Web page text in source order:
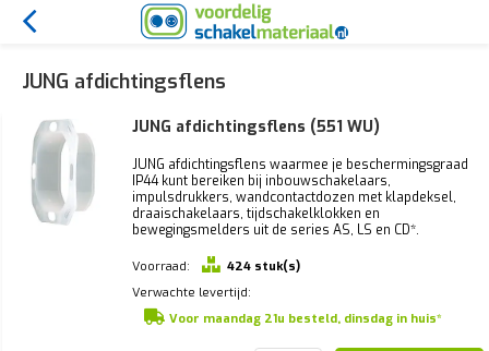
JUNG afdichtingsflens
JUNG afdichtingsflens (551 WU)
JUNG afdichtingsflens waarmee je beschermingsgraad
IP44 kunt bereiken bij inbouwschakelaars,
impulsdrukkers, wandcontactdozen met klapdeksel,
draaischakelaars, tijdschakelklokken en
bewegingsmelders uit de series AS, LS en CD*.
Voorraad:
424 stuk(s)
Verwachte levertijd:
Voor maandag 21u besteld, dinsdag in huis*